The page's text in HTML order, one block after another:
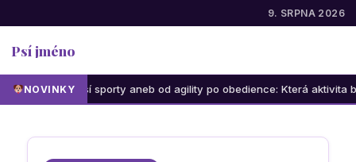
9. SRPNA 2026
Psí jméno
NOVINKY
sporty aneb od agility po obedience: Která aktivita bude bavit